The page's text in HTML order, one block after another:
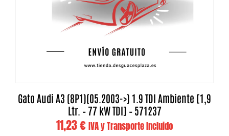
Gato Audi A3 (8P1)(05.2003->) 1.9 TDI Ambiente [1,9
Ltr. – 77 kW TDI] – 571237
11,23€ IVA y Transporte Incluido